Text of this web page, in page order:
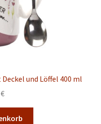
und Löffel 400 ml
€